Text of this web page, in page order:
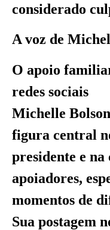
considerado
A voz de
O apoio
redes sociais
Michelle
figura central
presidente e na
apoiadores,
momentos de
Sua postagem